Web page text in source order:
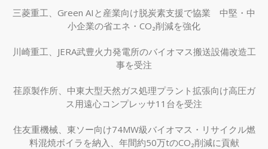
三菱重工、Green AIと産業向け脱炭素支援で協業 中堅・中
小企業の省エネ・CO₂削減を強化
川崎重工、JERA武豊火力発電所のバイオマス搬送設備改造工
事を受注
荏原製作所、中東大型天然ガス処理プラント拡張向け高圧ガ
ス用遠心コンプレッサ11台を受注
住友重機械、東ソー向け74MW級バイオマス・リサイクル燃
料混焼ボイラを納入、年間約50万tのCO₂削減に貢献